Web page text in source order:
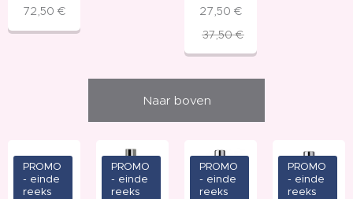
72,50 € 27,50 €
37,50€
Naar boven
PROMO
- einde
reeks
PROMO
- einde
reeks
PROMO
- einde
reeks
PROMO
- einde
reeks